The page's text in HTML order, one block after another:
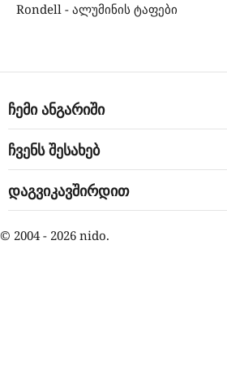
Rondell - ალუმინის ტაფები
ჩემი ანგარიში
ჩვენს შესახებ
დაგვიკავშირდით
© 2004 - 2026 nido.